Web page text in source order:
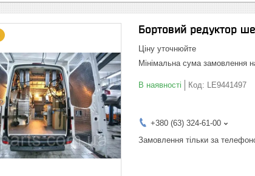
Бортовий редуктор
Ціну уточнюйте
Мінімальна сума замовлення
В наявності Код: LE9441497
+380 (63) 324-61-00
Замовлення тільки за